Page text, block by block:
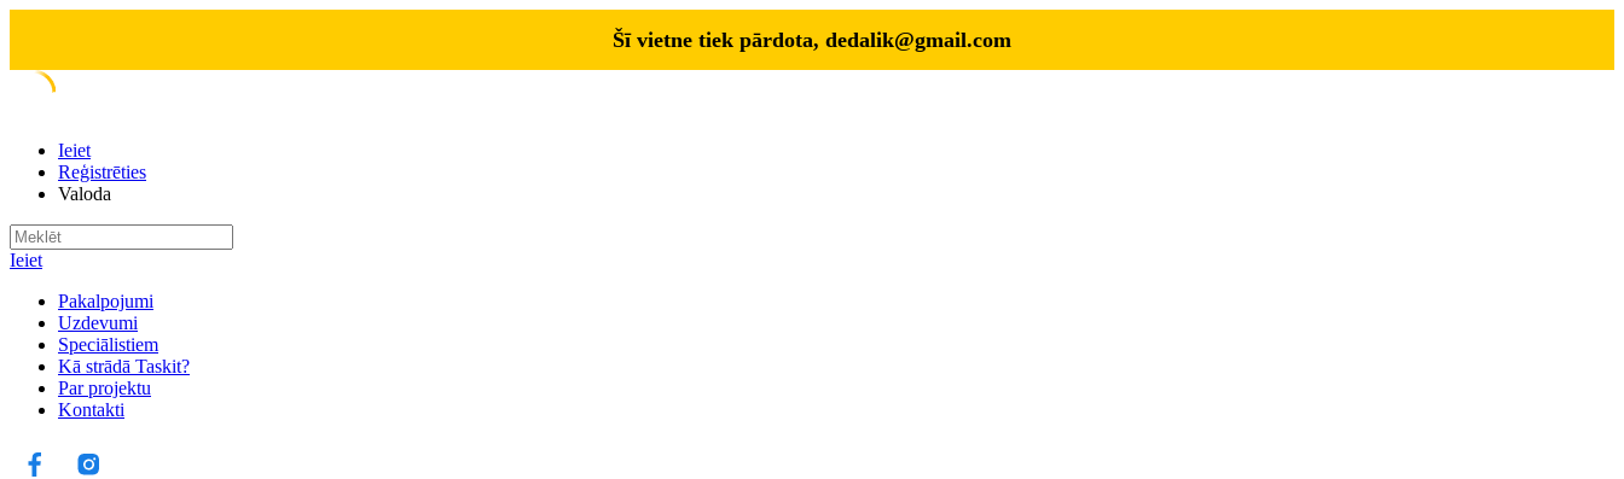
Šī vietne tiek pārdota, dedalik@gmail.com
Ieiet
Reģistrēties
Valoda
Ieiet
Pakalpojumi
Uzdevumi
Speciālistiem
Kā strādā Taskit?
Par projektu
Kontakti